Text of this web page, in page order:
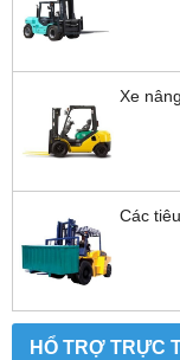
Xe
Các
HỔ TRỢ TRỰC